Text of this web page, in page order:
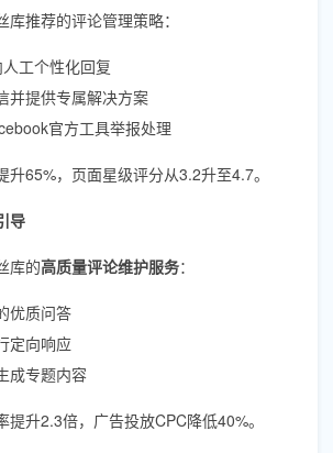
推荐的评论管理策略：
工个性化回复
并提供专属解决方案
官方工具举报处理
升65%，页面星级评分从3.2升至4.7。
导
库的高质量评论维护服务：
优质问答
定向响应
成专题内容
提升2.3倍，广告投放CPC降低40%。